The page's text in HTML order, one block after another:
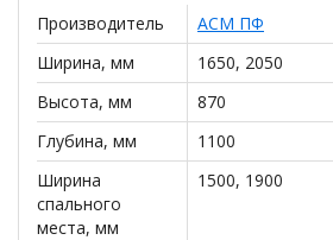
*Дополнительную информацию о
Диван Коралл 2 БДуточняйте у
по телефону
+79292022735
**Цены на официальном сайте
действительны только для
могут отличаться от цен в
салонах сети!
Производитель
АСМ ПФ
Ширина, мм
1650, 2050
Высота, мм
870
Глубина, мм
1100
Ширина
спального
места, мм
1500, 1900